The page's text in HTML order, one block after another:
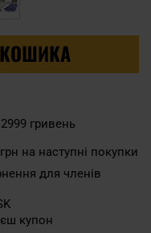
гривень
на наступні покупки
для членів
купон